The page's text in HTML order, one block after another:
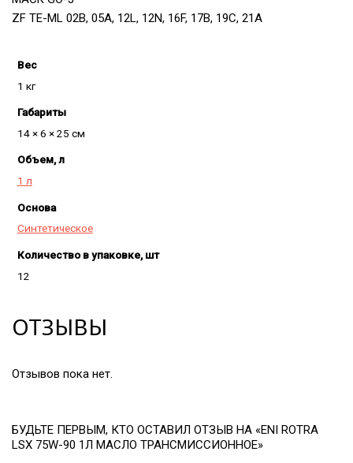
ZF TE-ML 02B, 05A, 12L, 12N, 16F, 17B, 19C, 21A
Вес
1 кг
Габариты
14 × 6 × 25 см
Объем, л
1 л
Основа
Синтетическое
Количество в упаковке, шт
12
ОТЗЫВЫ
Отзывов пока нет.
БУДЬТЕ ПЕРВЫМ, КТО ОСТАВИЛ ОТЗЫВ НА «ENI ROTRA
LSX 75W-90 1Л МАСЛО ТРАНСМИССИОННОЕ»